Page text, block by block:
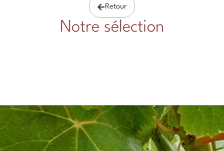
Retour
Notre sélection